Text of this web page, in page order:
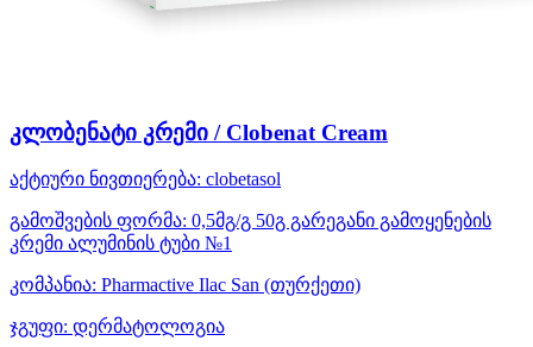
კლობენატი კრემი / Clobenat Cream
აქტიური ნივთიერება: clobetasol
გამოშვების ფორმა: 0,5მგ/გ 50გ გარეგანი გამოყენების
კრემი ალუმინის ტუბი №1
კომპანია: Pharmactive Ilac San (თურქეთი)
ჯგუფი: დერმატოლოგია